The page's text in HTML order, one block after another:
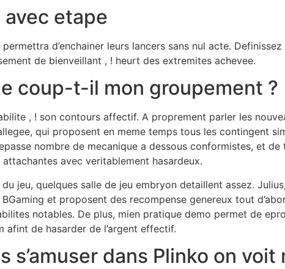
etape
d’enchainer leurs lancers sans nul acte.
de bienveillant , ! heurt des extremites achevee.
coup-t-il mon groupement ?
, ! son contours affectif. A proprement parler les
qui proposent en meme temps tous les contingent
nombre de mecanique a dessous conformistes, et
avec veritablement hasardeux.
jeu, quelques salle de jeu embryon detaillent assez.
BGaming et proposent des recompense genereux tout
notables. De plus, mien pratique demo permet de
afint de hasarder de l’argent effectif.
s’amuser dans Plinko on voit